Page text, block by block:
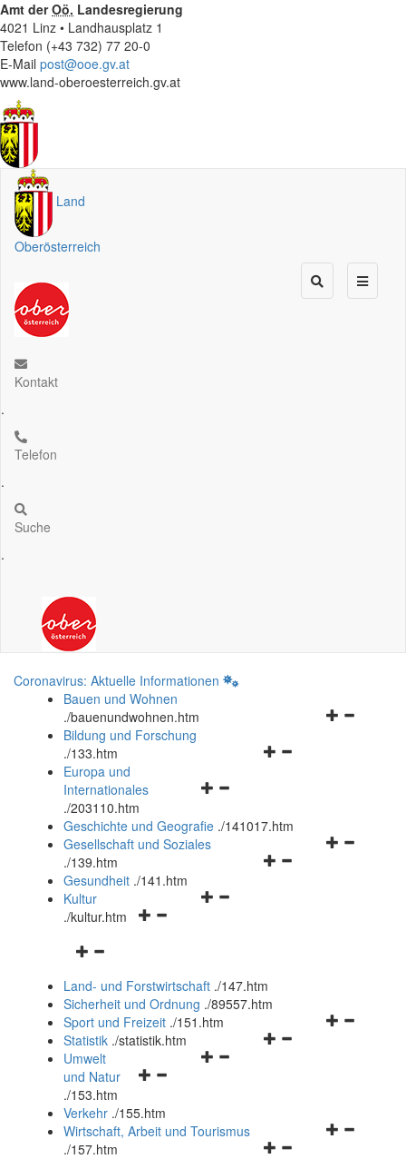
Amt derOö. Landesregierung
4021 Linz • Landhausplatz 1
Telefon (+43 732) 77 20-0
E-Mail post@ooe.gv.at
www.land-oberoesterreich.gv.at
Land
Oberösterreich
Kontakt
.
Telefon
.
Suche
.
Coronavirus: Aktuelle Informationen
Bauen und Wohnen
./bauenundwohnen.htm
Navigationsmenü
Bildung und Forschung
./133.htm
Navigationsmenü
und
schließen
Europa und
Internationales
./203110.htm
Geschichte und Geografie ./141017.htm
Navigationsmenü
Gesellschaft und Soziales
./139.htm
Navigationsmenü
Gesundheit ./141.htm
Navigationsmenü
Kultur
./kultur.htm
Navigationsmenü
und
schließen
Land- und Forstwirtschaft ./147.htm
Sicherheit und Ordnung ./89557.htm
Navigationsmenü
Sport und Freizeit ./151.htm
Navigationsmenü
Statistik ./statistik.htm
Navigationsmenü
und
schließen
Umwelt
und Natur
./153.htm
Verkehr ./155.htm
Navigationsmenü
Wirtschaft, Arbeit und Tourismus
./157.htm